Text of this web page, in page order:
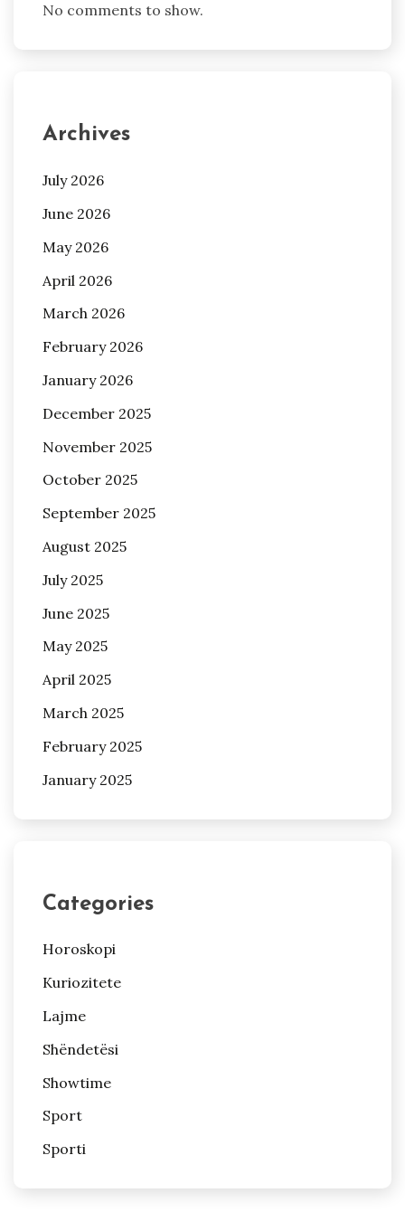
No comments to show.
Archives
July 2026
June 2026
May 2026
April 2026
March 2026
February 2026
January 2026
December 2025
November 2025
October 2025
September 2025
August 2025
July 2025
June 2025
May 2025
April 2025
March 2025
February 2025
January 2025
Categories
Horoskopi
Kuriozitete
Lajme
Shëndetësi
Showtime
Sport
Sporti